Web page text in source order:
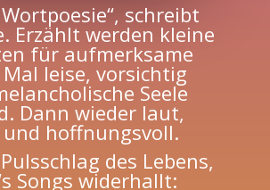
schreibt
Erzählt werden kleine
für aufmerksame
leise, vorsichtig
Seele
Dann wieder laut,
hoffnungsvoll.
des Lebens,
Songs widerhallt: